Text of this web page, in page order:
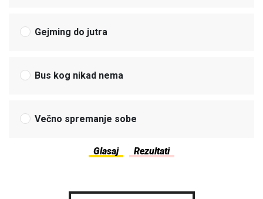
Gejming do jutra
Bus kog nikad nema
Večno spremanje sobe